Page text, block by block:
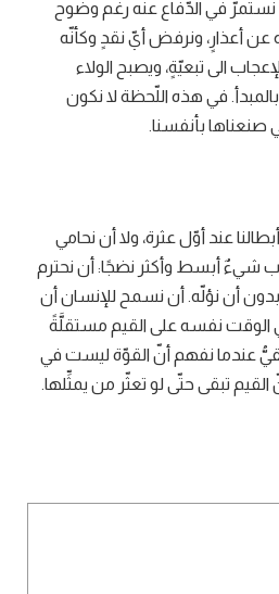
نستمرّ في الدّفاع عنه رغم وضوح
عن أعذارٍ، ونرفض أيّ نقدٍ وكأنّه
الى تبعيّةٍ، ويصبح الولاء
في هذه اللّحظة لا نكون
صنعناها بأنفسنا.
عند أوّل عثرة، ولا أن نحامي
شيءٌ أبسط وأكثر نضجًا: أن نحترم
أن نؤلّه. أن نسمح للإنسان أن
الوقت نفسه على القيم مستقلَّةً
عندما نفهم أنّ القوّة ليست في
تبقى حتّى لو تعثّر من يمثِّلها.